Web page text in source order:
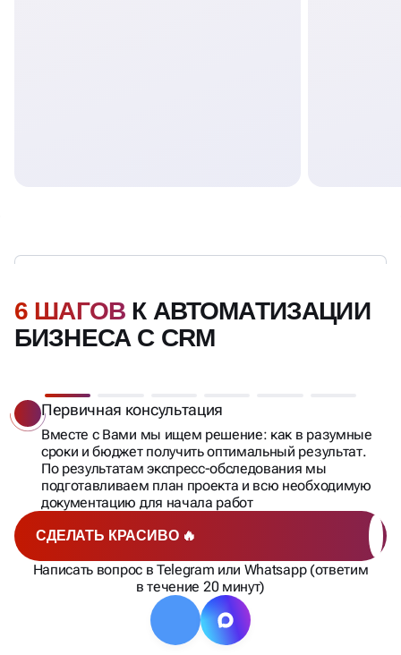
6 ШАГОВ К АВТОМАТИЗАЦИИ
БИЗНЕСА С CRM
СДЕЛАТЬ КРАСИВО 🔥
Написать вопрос в Telegram или Whatsapp (ответим
в течение 20 минут)
Первичная консультация
Вместе с Вами мы ищем решение: как в разумные
сроки и бюджет получить оптимальный результат.
По результатам экспресс-обследования мы
подготавливаем план проекта и всю необходимую
документацию для начала работ